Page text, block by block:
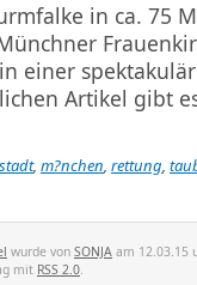
in ca. 75
einer
Artikel gibt
, m?nchen, rettung,
wurde von SONJA am 12.03.15
mit RSS 2.0.